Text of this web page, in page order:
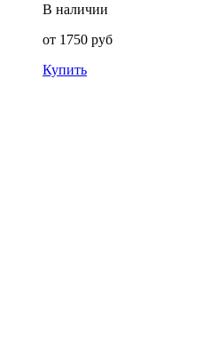
В наличии
от 1750 руб
Купить